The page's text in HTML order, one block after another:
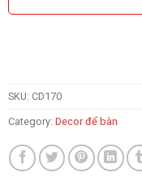
SKU: CD170
Category: Decor để bàn